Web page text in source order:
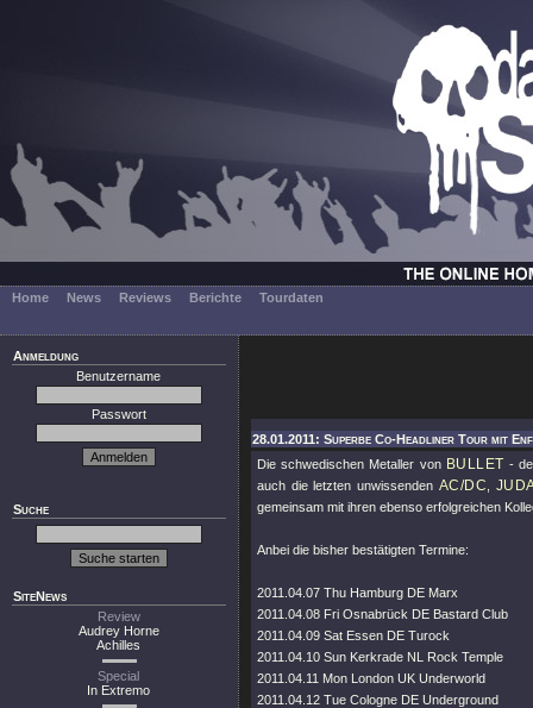
Home News Reviews Berichte Tourdaten
Anmeldung
Benutzername
Passwort
Suche
SiteNews
Review
Audrey Horne
Achilles
Special
In Extremo
28.01.2011: Superbe Co-Headliner Tour mit
Die schwedischen Metaller von BULLET -
auch die letzten unwissenden AC/DC
gemeinsam mit ihren ebenso erfolgreichen
Anbei die bisher bestätigten Termine:
2011.04.07 Thu Hamburg DE Marx
2011.04.08 Fri Osnabrück DE Bastard Club
2011.04.09 Sat Essen DE Turock
2011.04.10 Sun Kerkrade NL Rock Temple
2011.04.11 Mon London UK Underworld
2011.04.12 Tue Cologne DE Underground